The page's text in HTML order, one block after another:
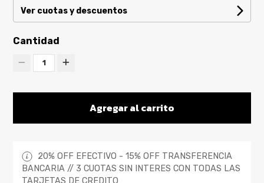
Ver cuotas y descuentos
Cantidad
1
Agregar al carrito
20% OFF EFECTIVO - 15% OFF TRANSFERENCIA
BANCARIA // 3 CUOTAS SIN INTERES CON TODAS LAS
TARJETAS DE CREDITO